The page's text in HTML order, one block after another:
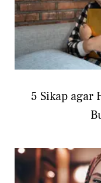
5 Sikap agar